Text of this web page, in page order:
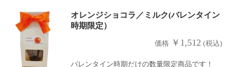
オレンジショコラ／ミルク(バレンタイン
時期限定）
価格 ￥1,512 (税込)
バレンタイン時期だけの数量限定商品です！